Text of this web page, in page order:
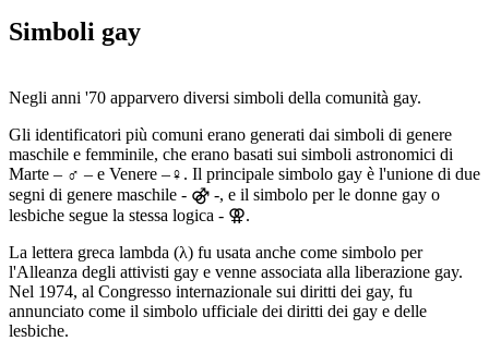
Simboli gay
Negli anni '70 apparvero diversi simboli della comunità gay.
Gli identificatori più comuni erano generati dai simboli di genere
maschile e femminile, che erano basati sui simboli astronomici di
Marte – ♂ – e Venere –♀. Il principale simbolo gay è l'unione di due
segni di genere maschile - ⚣ -, e il simbolo per le donne gay o
lesbiche segue la stessa logica - ⚢.
La lettera greca lambda (λ) fu usata anche come simbolo per
l'Alleanza degli attivisti gay e venne associata alla liberazione gay.
Nel 1974, al Congresso internazionale sui diritti dei gay, fu
annunciato come il simbolo ufficiale dei diritti dei gay e delle
lesbiche.